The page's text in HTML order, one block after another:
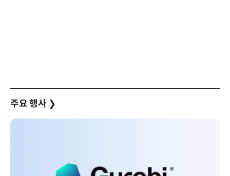
주요 행사 ❯